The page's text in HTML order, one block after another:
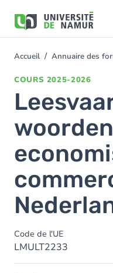
contenu
You
Accueil Annuaire des
COURS 2025-2026
Code de l'UE
LMULT2233